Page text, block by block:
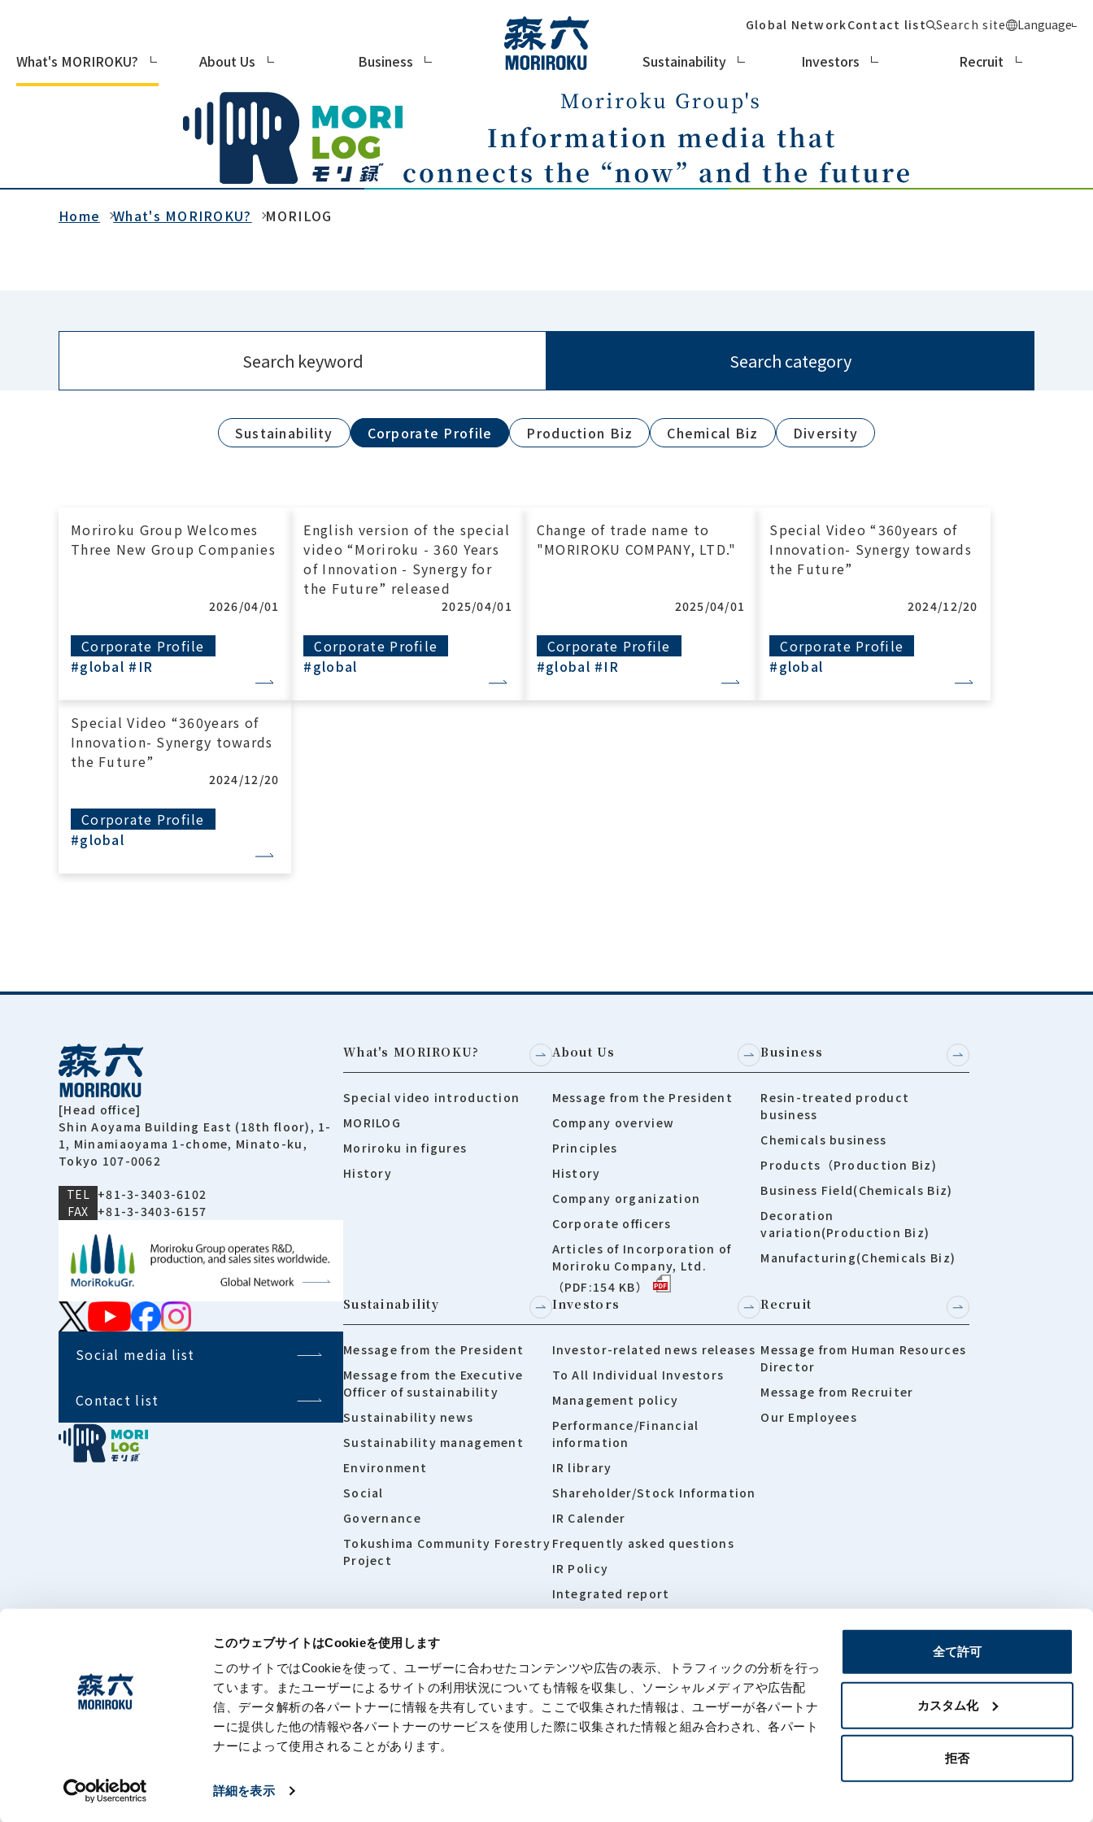
このウェブサイトはCookieを使用します
このサイトではCookieを使って、ユーザーに合わせたコンテンツや広告の表示、トラフィックの分析を行っ
ています。またユーザーによるサイトの利用状況についても情報を収集し、ソーシャルメディアや広告配
信、データ解析の各パートナーに情報を共有しています。ここで収集された情報は、ユーザーが各パートナ
ーに提供した他の情報や各パートナーのサービスを使用した際に収集された情報と組み合わされ、各パート
ナーによって使用されることがあります。
詳細を表示
全て許可
カスタム化
拒否
What's MORIROKU? About Us Business Sustainability Investors Recruit
Global NetworkContact list Search site Language
Home What's MORIROKU? MORILOG
Search keyword Search category
Sustainability Corporate Profile Production Biz Chemical Biz Diversity
Moriroku Group Welcomes
Three New Group Companies
2026/04/01
Corporate Profile
#global #IR
English version of the special
video “Moriroku - 360 Years
of Innovation - Synergy for
the Future” released
2025/04/01
Corporate Profile
#global
Change of trade name to
"MORIROKU COMPANY, LTD."
2025/04/01
Corporate Profile
#global #IR
Special Video “360years of
Innovation- Synergy towards
the Future”
2024/12/20
Corporate Profile
#global
Special Video “360years of
Innovation- Synergy towards
the Future”
2024/12/20
Corporate Profile
#global
[Head office]
Shin Aoyama Building East (18th floor), 1-
1, Minamiaoyama 1-chome, Minato-ku,
Tokyo 107-0062
TEL +81-3-3403-6102
FAX
+81-3-3403-6157
Social media list
Contact list
What's MORIROKU?
Special video introduction
MORILOG
Moriroku in figures
History
About Us
Message from the President
Company overview
Principles
History
Company organization
Corporate officers
Articles of Incorporation of
Moriroku Company, Ltd.
（PDF:154 KB）
Business
Resin-treated product
business
Chemicals business
Products（Production Biz)
Business Field(Chemicals Biz)
Decoration
variation(Production Biz)
Manufacturing(Chemicals Biz)
Sustainability
Message from the President
Message from the Executive
Officer of sustainability
Sustainability news
Sustainability management
Environment
Social
Governance
Tokushima Community Forestry
Project
Investors
Investor-related news releases
To All Individual Investors
Management policy
Performance/Financial
information
IR library
Shareholder/Stock Information
IR Calender
Frequently asked questions
IR Policy
Integrated report
Recruit
Message from Human Resources
Director
Message from Recruiter
Our Employees
About this site Policies concerning personal information Disclaimers Sitemap